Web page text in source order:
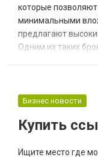
которые
минимальными
предлагают
Одним из таких
до 95%, что
трейдеров. В этой
Бизнес новости
Купить
Ищите место где